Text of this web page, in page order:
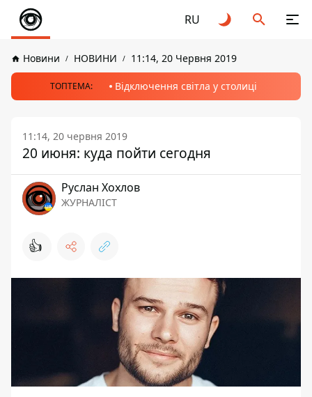
RU
Новини НОВИНИ 11:14, 20 Червня 2019
ТОПТЕМА: Відключення світла у столиці
11:14, 20 червня 2019
20 июня: куда пойти сегодня
Руслан Хохлов
ЖУРНАЛІСТ
👍